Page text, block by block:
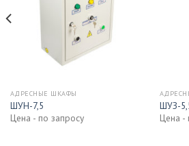
АДРЕСНЫЕ ШКАФЫ
ШУН-7,5
Цена - по запросу
ШУЗ-
Цена -